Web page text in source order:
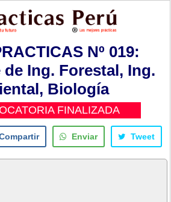
Nº 019:
Ing. Forestal, Ing.
Biología
FINALIZADA
Enviar Tweet